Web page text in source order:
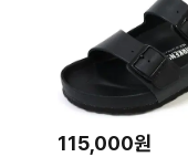
115,000원